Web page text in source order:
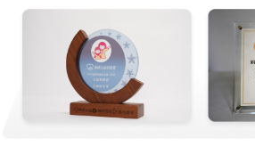
西安曲江中心
陕西省西安市雁塔区黄渠头二路与登
商大米和小米
贵阳南明中心
南明区都司路与人民大道交叉口西60